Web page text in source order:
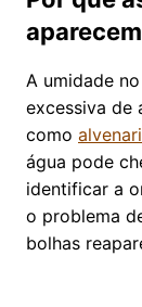
A umidade
excessiva de
como
água pode
identificar a
o problema
bolhas